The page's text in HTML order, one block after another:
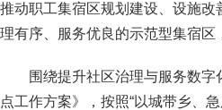
推动职工集宿区规划建设、设施
理有序、服务优良的示范型集宿区
围绕提升社区治理与服务数
点工作方案》，按照“以城带乡、